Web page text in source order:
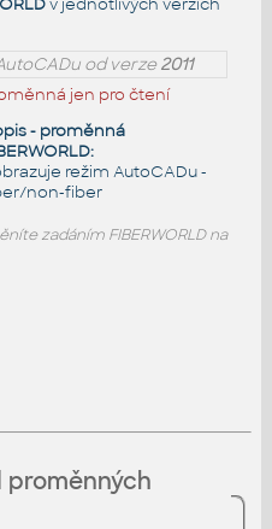
od verze2011
jen pro čtení
- proměnná
režim AutoCADu -
non-fiber
zadáním FIBERWORLD na